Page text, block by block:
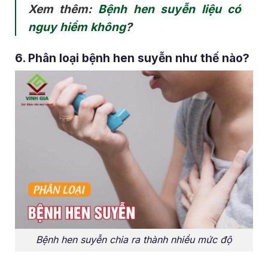
Xem thêm: Bệnh hen suyễn liệu có
nguy hiểm không?
6. Phân loại bệnh hen suyễn như thế nào?
Bệnh hen suyễn chia ra thành nhiều mức độ